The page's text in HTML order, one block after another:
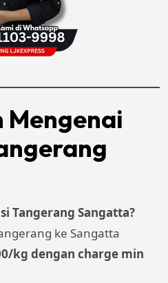
Mengenai
Tangerang Sangatta?
ke Sangatta
kg dengan charge min